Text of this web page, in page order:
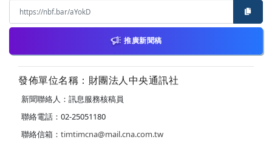
推廣新聞稿
發佈單位名稱：財團法人中央通訊社
新聞聯絡人：訊息服務核稿員
聯絡電話：02-25051180
聯絡信箱： timtimcna@mail.cna.com.tw